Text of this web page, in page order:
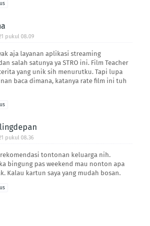
pukul 08.09
aja layanan aplikasi streaming
salah satunya ya STRO ini. Film Teacher
yang unik sih menurutku. Tapi lupa
baca dimana, katanya rate film ini tuh
pukul 08.36
rekomendasi tontonan keluarga nih.
bingung pas weekend mau nonton apa
Kalau kartun saya yang mudah bosan.